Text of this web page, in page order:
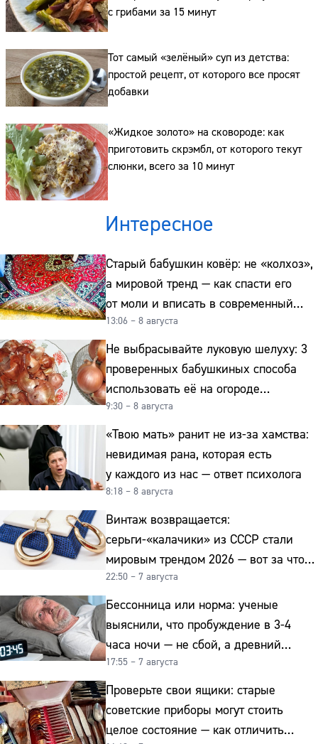
с грибами за 15 минут
Тот самый «зелёный» суп из детства:
простой рецепт, от которого все просят
добавки
«Жидкое золото» на сковороде: как
приготовить скрэмбл, от которого текут
слюнки, всего за 10 минут
Интересное
Старый бабушкин ковёр: не «колхоз»,
а мировой тренд — как спасти его
от моли и вписать в современный
интерьер
13:06 – 8 августа
Не выбрасывайте луковую шелуху: 3
проверенных бабушкиных способа
использовать её на огороде
и для здоровья этой зимой
9:30 – 8 августа
«Твою мать» ранит не из-за хамства:
невидимая рана, которая есть
у каждого из нас — ответ психолога
8:18 – 8 августа
Винтаж возвращается:
серьги-«калачики» из СССР стали
мировым трендом 2026 — вот за что
их ценят ювелиры
22:50 – 7 августа
Бессонница или норма: ученые
выяснили, что пробуждение в 3-4
часа ночи — не сбой, а древний
биологический ритм
17:55 – 7 августа
Проверьте свои ящики: старые
советские приборы могут стоить
целое состояние — как отличить
Адрес:
Телефон: